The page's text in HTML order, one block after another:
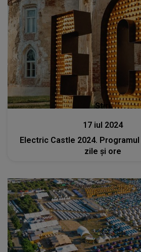
Stiri
17 iul 2024
Electric Castle 2024.
zile și ore